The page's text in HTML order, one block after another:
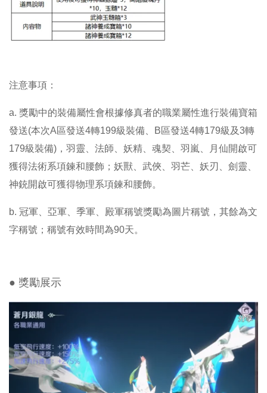
注意事項：
a. 獎勵中的裝備屬性會根據修真者的職業屬性進行裝備寶箱
發送(本次A區發送4轉199級裝備、B區發送4轉179級及3轉
179級裝備)，羽靈、法師、妖精、魂契、羽嵐、月仙開啟可
獲得法術系項鍊和腰飾；妖獸、武俠、羽芒、妖刃、劍靈、
神銃開啟可獲得物理系項鍊和腰飾。
b. 冠軍、亞軍、季軍、殿軍稱號獎勵為圖片稱號，其餘為文
字稱號；稱號有效時間為90天。
● 獎勵展示